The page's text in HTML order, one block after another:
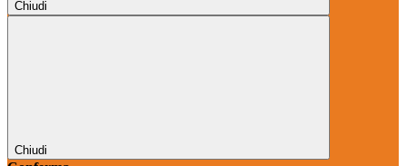
Chiudi
Chiudi